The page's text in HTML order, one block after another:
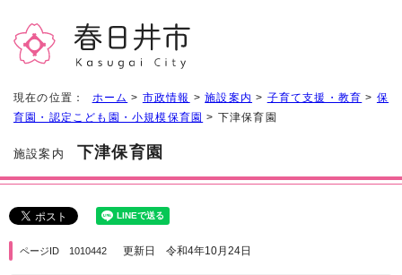
現在の位置： ホーム > 市政情報 >施設案内 > 子育て支援・教育 > 保
育園・認定こども園・小規模保育園 > 下津保育園
施設案内 下津保育園
ページID 1010442 更新日 令和4年10月24日